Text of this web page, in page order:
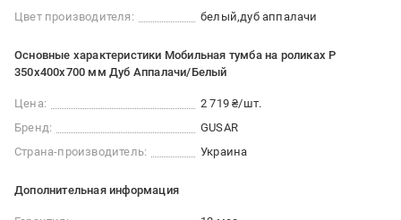
Цвет производителя:
белый дуб аппалачи
Основные характеристики Мобильная тумба на роликах P
350х400х700 мм Дуб Аппалачи/Белый
Цена:
2 719 ₴/шт.
Бренд:
GUSAR
Страна-производитель:
Украина
Дополнительная информация